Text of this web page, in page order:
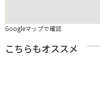
Googleマップで確認
こちらもオススメ